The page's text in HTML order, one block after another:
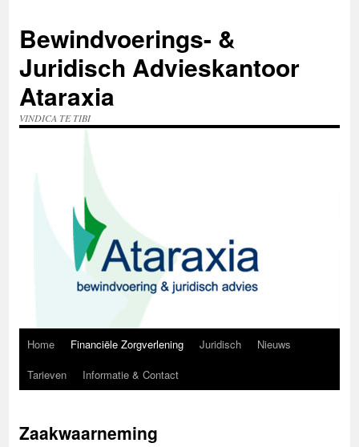
de
inhoud
Bewindvoerings- &
Juridisch Advieskantoor
Ataraxia
VINDICA TE TIBI
Home Financiële Zorgverlening Juridisch
Nieuws
Tarieven
Informatie & Contact
Zaakwaarneming